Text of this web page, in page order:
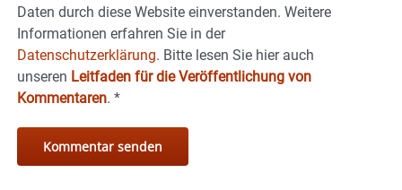
Daten durch diese Website einverstanden. Weitere
Informationen erfahren Sie in der
Datenschutzerklärung. Bitte lesen Sie hier auch
unseren Leitfaden für die Veröffentlichung von
Kommentaren. *